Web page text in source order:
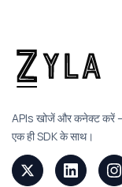
APIs खोजें और कनेक्ट करें
एक ही SDK के साथ।